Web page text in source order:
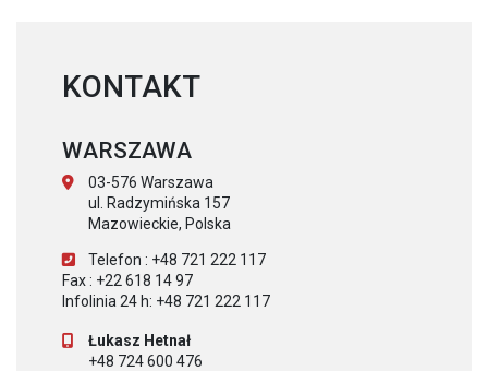
KONTAKT
WARSZAWA
03-576 Warszawa
ul. Radzymińska 157
Mazowieckie, Polska
Telefon : +48 721 222 117
Fax : +22 618 14 97
Infolinia 24 h: +48 721 222 117
Łukasz Hetnał
+48 724 600 476